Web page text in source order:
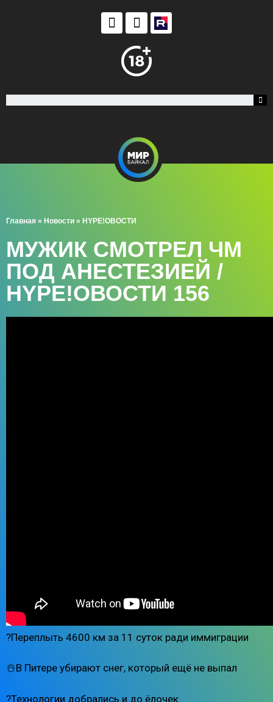
Главная » Новости » HYPE!ОВОСТИ
МУЖИК СМОТРЕЛ ЧМ
ПОД АНЕСТЕЗИЕЙ /
HYPE!ОВОСТИ 156
?Переплыть 4600 км за 11 суток ради иммиграции
☃️В Питере убирают снег, который ещё не выпал
?Технологии добрались и до ёлочек